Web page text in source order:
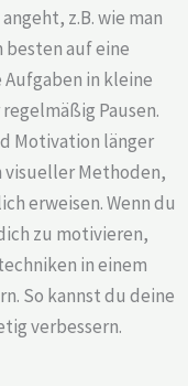
z.B. wie man
besten auf eine
in kleine
Pausen.
Motivation länger
visueller Methoden,
erweisen. Wenn du
zu motivieren,
in einem
So kannst du deine
verbessern.